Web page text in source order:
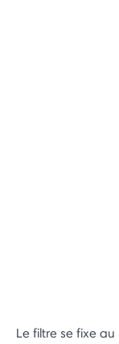
Le filtre se fixe